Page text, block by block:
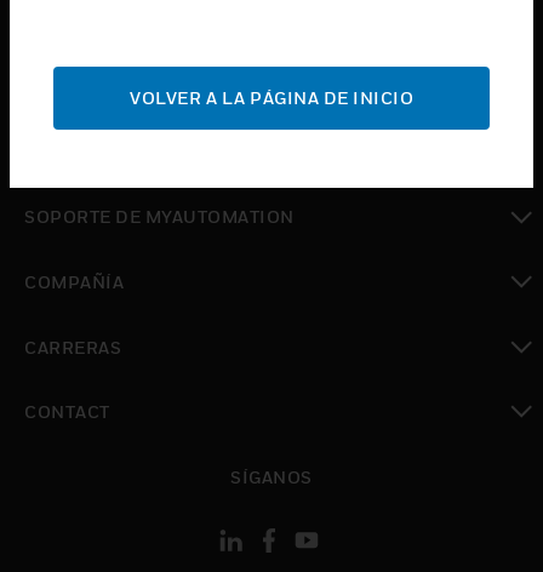
Cambiar vista
Cambiar vista
SOPORTE DE MYAUTOMATION
COMPAÑÍA
CARRERAS
CONTACT
SÍGANOS
VOLVER A LA PÁGINA DE INICIO